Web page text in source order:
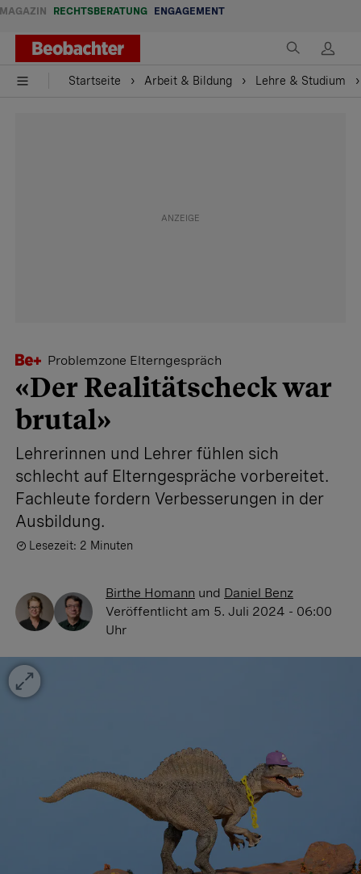
MAGAZIN RECHTSBERATUNG ENGAGEMENT
Startseite Arbeit & Bildung Lehre & Studium
Problemzone Elterngespräch
«Der Realitätscheck war
brutal»
Lehrerinnen und Lehrer fühlen sich
schlecht auf Elterngespräche vorbereitet.
Fachleute fordern Verbesserungen in der
Ausbildung.
Lesezeit: 2 Minuten
Birthe Homann und Daniel Benz
Veröffentlicht am 5. Juli 2024 - 06:00
Uhr